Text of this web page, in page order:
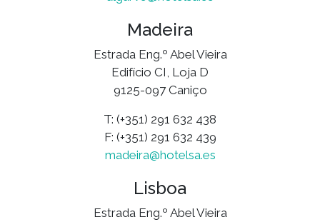
Madeira
Estrada Eng.º Abel Vieira
Edifício CI, Loja D
9125-097 Caniço
T: (+351) 291 632 438
F: (+351) 291 632 439
madeira@hotelsa.es
Lisboa
Estrada Eng.º Abel Vieira